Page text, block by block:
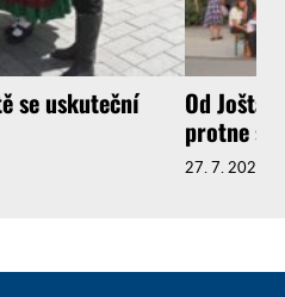
se uskuteční
Od Jošta
protne
27. 7. 2026